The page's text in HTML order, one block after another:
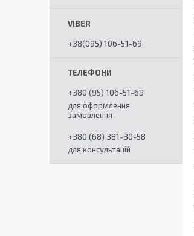
+38(095) 106-51-69
+380 (95) 106-51-69
для оформлення
замовлення
+380 (68) 381-30-58
для консультацій